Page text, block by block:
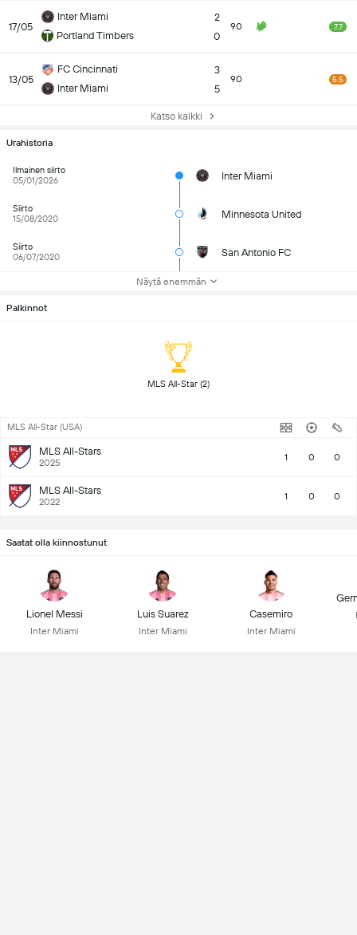
17/05
Inter Miami
Portland Timbers
2
0
90 7.7
13/05
FC Cincinnati
Inter Miami
3
5
90 5.5
Katso kaikki
Urahistoria
Ilmainen siirto
05/01/2026
Inter Miami
Siirto
15/08/2020
Minnesota United
Siirto
06/07/2020
San Antonio FC
Näytä enemmän
Palkinnot
MLS All-Star (USA)
MLS All-Stars
2025 1 0 0
MLS All-Stars
2022 1 0 0
Saatat olla kiinnostunut
Lionel Messi
Inter Miami
Luis Suarez
Inter Miami
Casemiro
Inter Miami